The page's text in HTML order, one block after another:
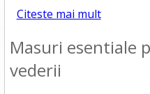
Citeste mai mult
Masuri esentiale
vederii